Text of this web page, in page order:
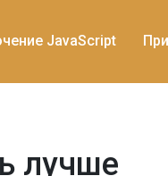
JavaScript
лучше